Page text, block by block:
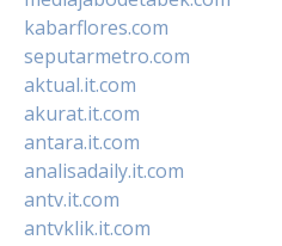
kabarflores.com
seputarmetro.com
aktual.it.com
akurat.it.com
antara.it.com
analisadaily.it.com
antv.it.com
antvklik.it.com